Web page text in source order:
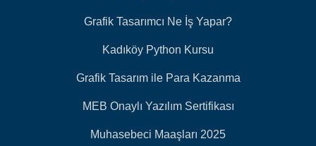
Grafik Tasarımcı Ne İş Yapar?
Kadıköy Python Kursu
Grafik Tasarım ile Para Kazanma
MEB Onaylı Yazılım Sertifikası
Muhasebeci Maaşları 2025